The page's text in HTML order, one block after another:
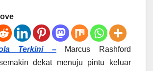
Terkini –Marcus Rashford
dekat menuju pintu keluar